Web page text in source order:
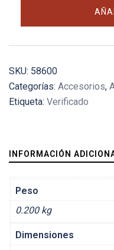
cantidad
SKU: 58600
Categorías: Accesorios,
Etiqueta: Verificado
INFORMACIÓN
Peso
0.200 kg
Dimensiones